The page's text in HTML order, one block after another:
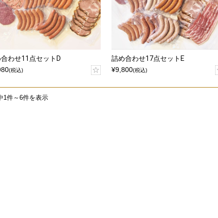
わせ11点セットD
(税込)
詰め合わせ17点セットE
¥9,800(税込)
1件～6件を表示